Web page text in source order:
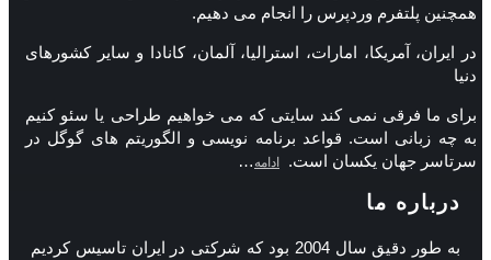
همچنین پلتفرم وردپرس را انجام می دهیم.
در ایران، آمریکا، امارات، استرالیا، آلمان، کانادا و سایر کشورهای
دنیا
برای ما فرقی نمی کند سایتی که می خواهیم طراحی یا سئو کنیم
به چه زبانی است. قواعد برنامه نویسی و الگوریتم های گوگل در
سرتاسر جهان یکسان است.
ادامه …
درباره ما
به طور دقیق سال 2004 بود که شرکتی در ایران تاسیس کردیم